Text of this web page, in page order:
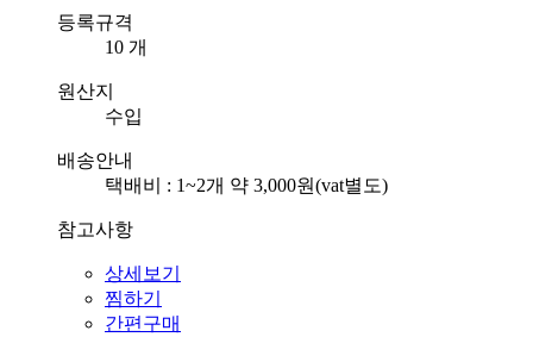
등록규격
10 개
원산지
수입
배송안내
택배비 : 1~2개 약 3,000원(vat별도)
참고사항
상세보기
찜하기
간편구매